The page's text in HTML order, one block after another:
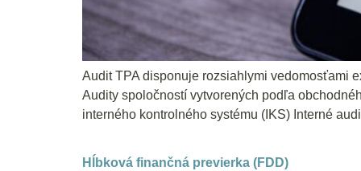
Audit TPA disponuje rozsiahlymi vedomosťami
Audity spoločností vytvorených podľa
interného kontrolného systému (IKS) Interné
Hĺbková finančná previerka (FDD)